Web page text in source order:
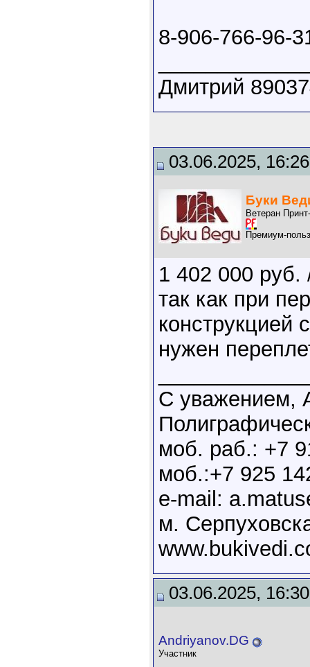
8-906-766-96-
Дмитрий
03.06.2025, 16:26
Буки
Ветеран
Премиум-
1 402 000 руб.
так как при
конструкцией
нужен
С уважением,
моб. раб.: +7
моб.:+7 925
e-mail:
м.
03.06.2025, 16:30
Andriyanov.DG
Участник